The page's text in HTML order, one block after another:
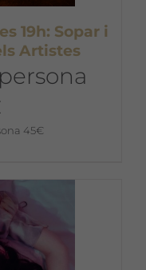
19h: Sopar i
Artistes
45€